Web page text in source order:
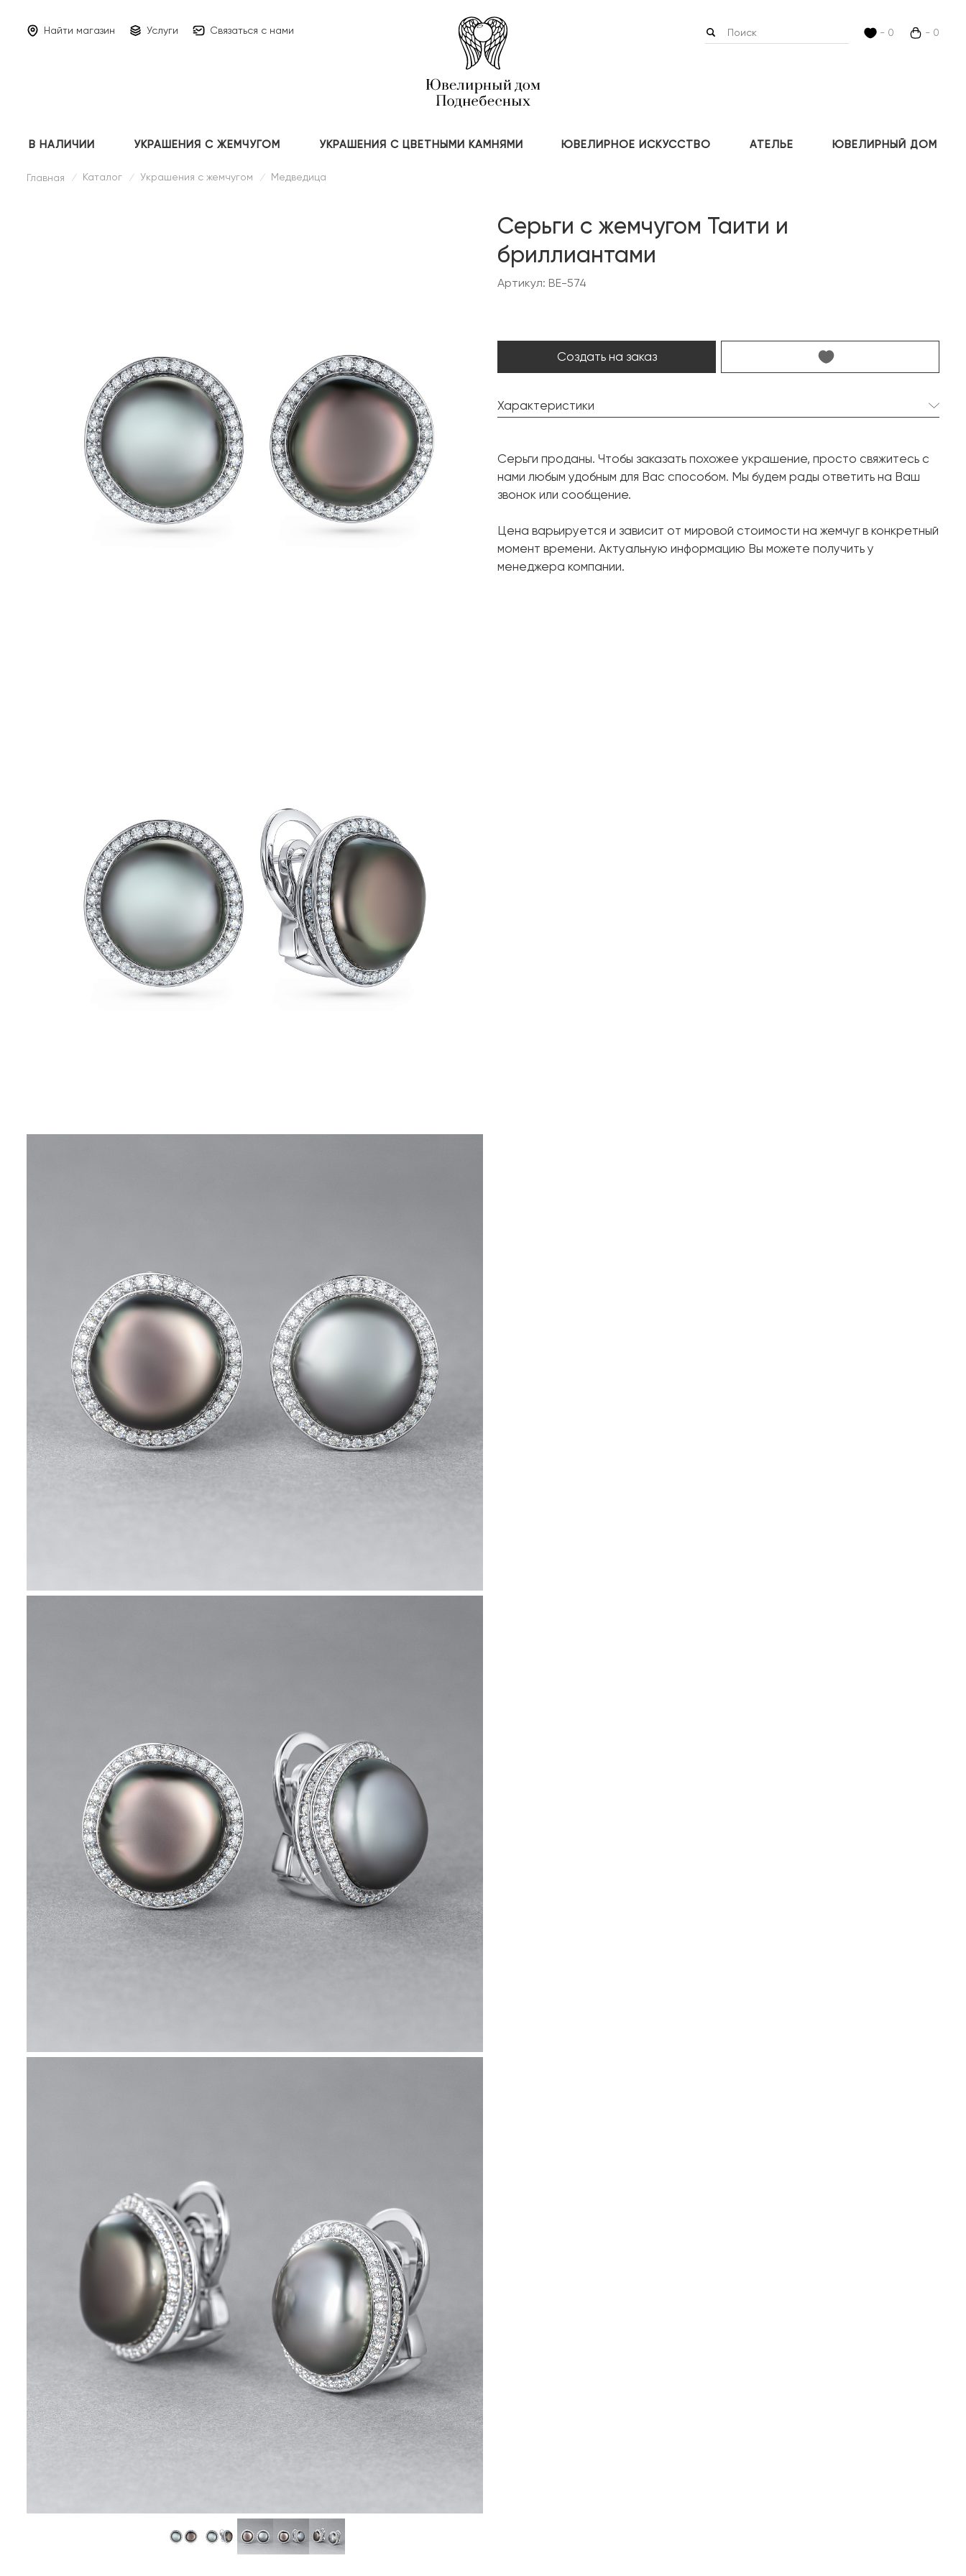
Найти магазин Услуги Связаться с нами - 0 - 0
В НАЛИЧИИ УКРАШЕНИЯ С ЖЕМЧУГОМ УКРАШЕНИЯ С ЦВЕТНЫМИ КАМНЯМИ ЮВЕЛИРНОЕ ИСКУССТВО АТЕЛЬЕ ЮВЕЛИРНЫЙ ДОМ
Главная / Каталог / Украшения с жемчугом / Медведица
Серьги с жемчугом Таити и
бриллиантами
Артикул: BE-574
Создать на заказ
Характеристики
Форма:
Барочная
Бриллиант:
Металл:
Белое золото, 750 проба
Вес грамм:
Серьги проданы. Чтобы заказать похожее украшение, просто свяжитесь с
нами любым удобным для Вас способом. Мы будем рады ответить на Ваш
звонок или сообщение.
Цена варьируется и зависит от мировой стоимости на жемчуг в конкретный
момент времени. Актуальную информацию Вы можете получить у
менеджера компании.